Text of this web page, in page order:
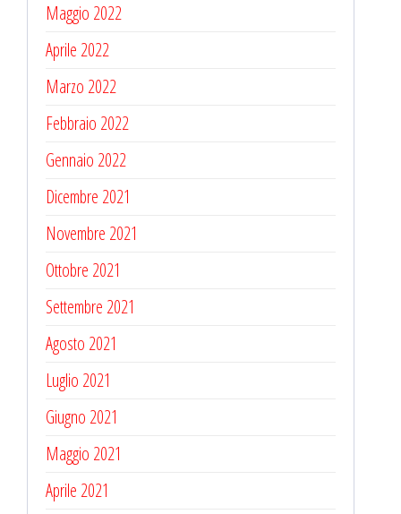
Maggio 2022
Aprile 2022
Marzo 2022
Febbraio 2022
Gennaio 2022
Dicembre 2021
Novembre 2021
Ottobre 2021
Settembre 2021
Agosto 2021
Luglio 2021
Giugno 2021
Maggio 2021
Aprile 2021